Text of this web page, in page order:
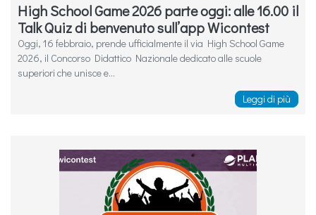
High School Game 2026 parte oggi: alle 16.00 il
Talk Quiz di benvenuto sull’app Wicontest
Oggi, 16 febbraio, prende ufficialmente il via High School Game
2026, il Concorso Didattico Nazionale dedicato alle scuole
superiori che unisce e...
Leggi di più